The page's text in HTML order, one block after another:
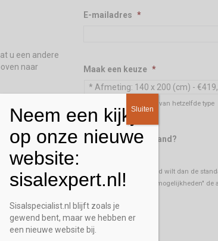
u een andere
naar
E-mailadres *
Maak een keuze *
op elk 2e kleed van hetzelfde type
€60,- korting!
Wilt u een andere band?
Indien u een andere band wilt dan de
"Banderen Leather look mogelijkheden" de
Stalenservice
Ja
Neem een kijkje
op onze nieuwe
website:
sisalexpert.nl!
Sisalspecialist.nl blijft zoals je
gewend bent, maar we hebben er
een nieuwe website bij.
Sluiten